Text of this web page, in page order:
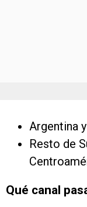
Argentina
Resto de
Qué canal